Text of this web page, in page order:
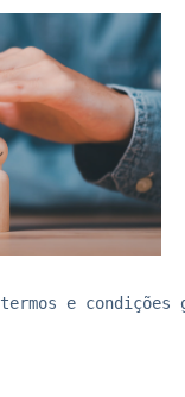
e condições